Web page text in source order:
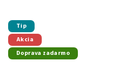
Tip
Akcia
Doprava zadarmo